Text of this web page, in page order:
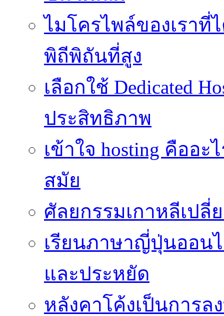
ไมโครไพล์ของเรา
พิถีพิถันที่สูง
เลือกใช้ Dedicated
ประสิทธิภาพ
เข้าใจ hosting คืออ
สมัย
ศัลยกรรมเกาหลีเปลี่
เรียนภาษาญี่ปุ่นออน
และประหยัด
หลังคาโค้งเป็นการ